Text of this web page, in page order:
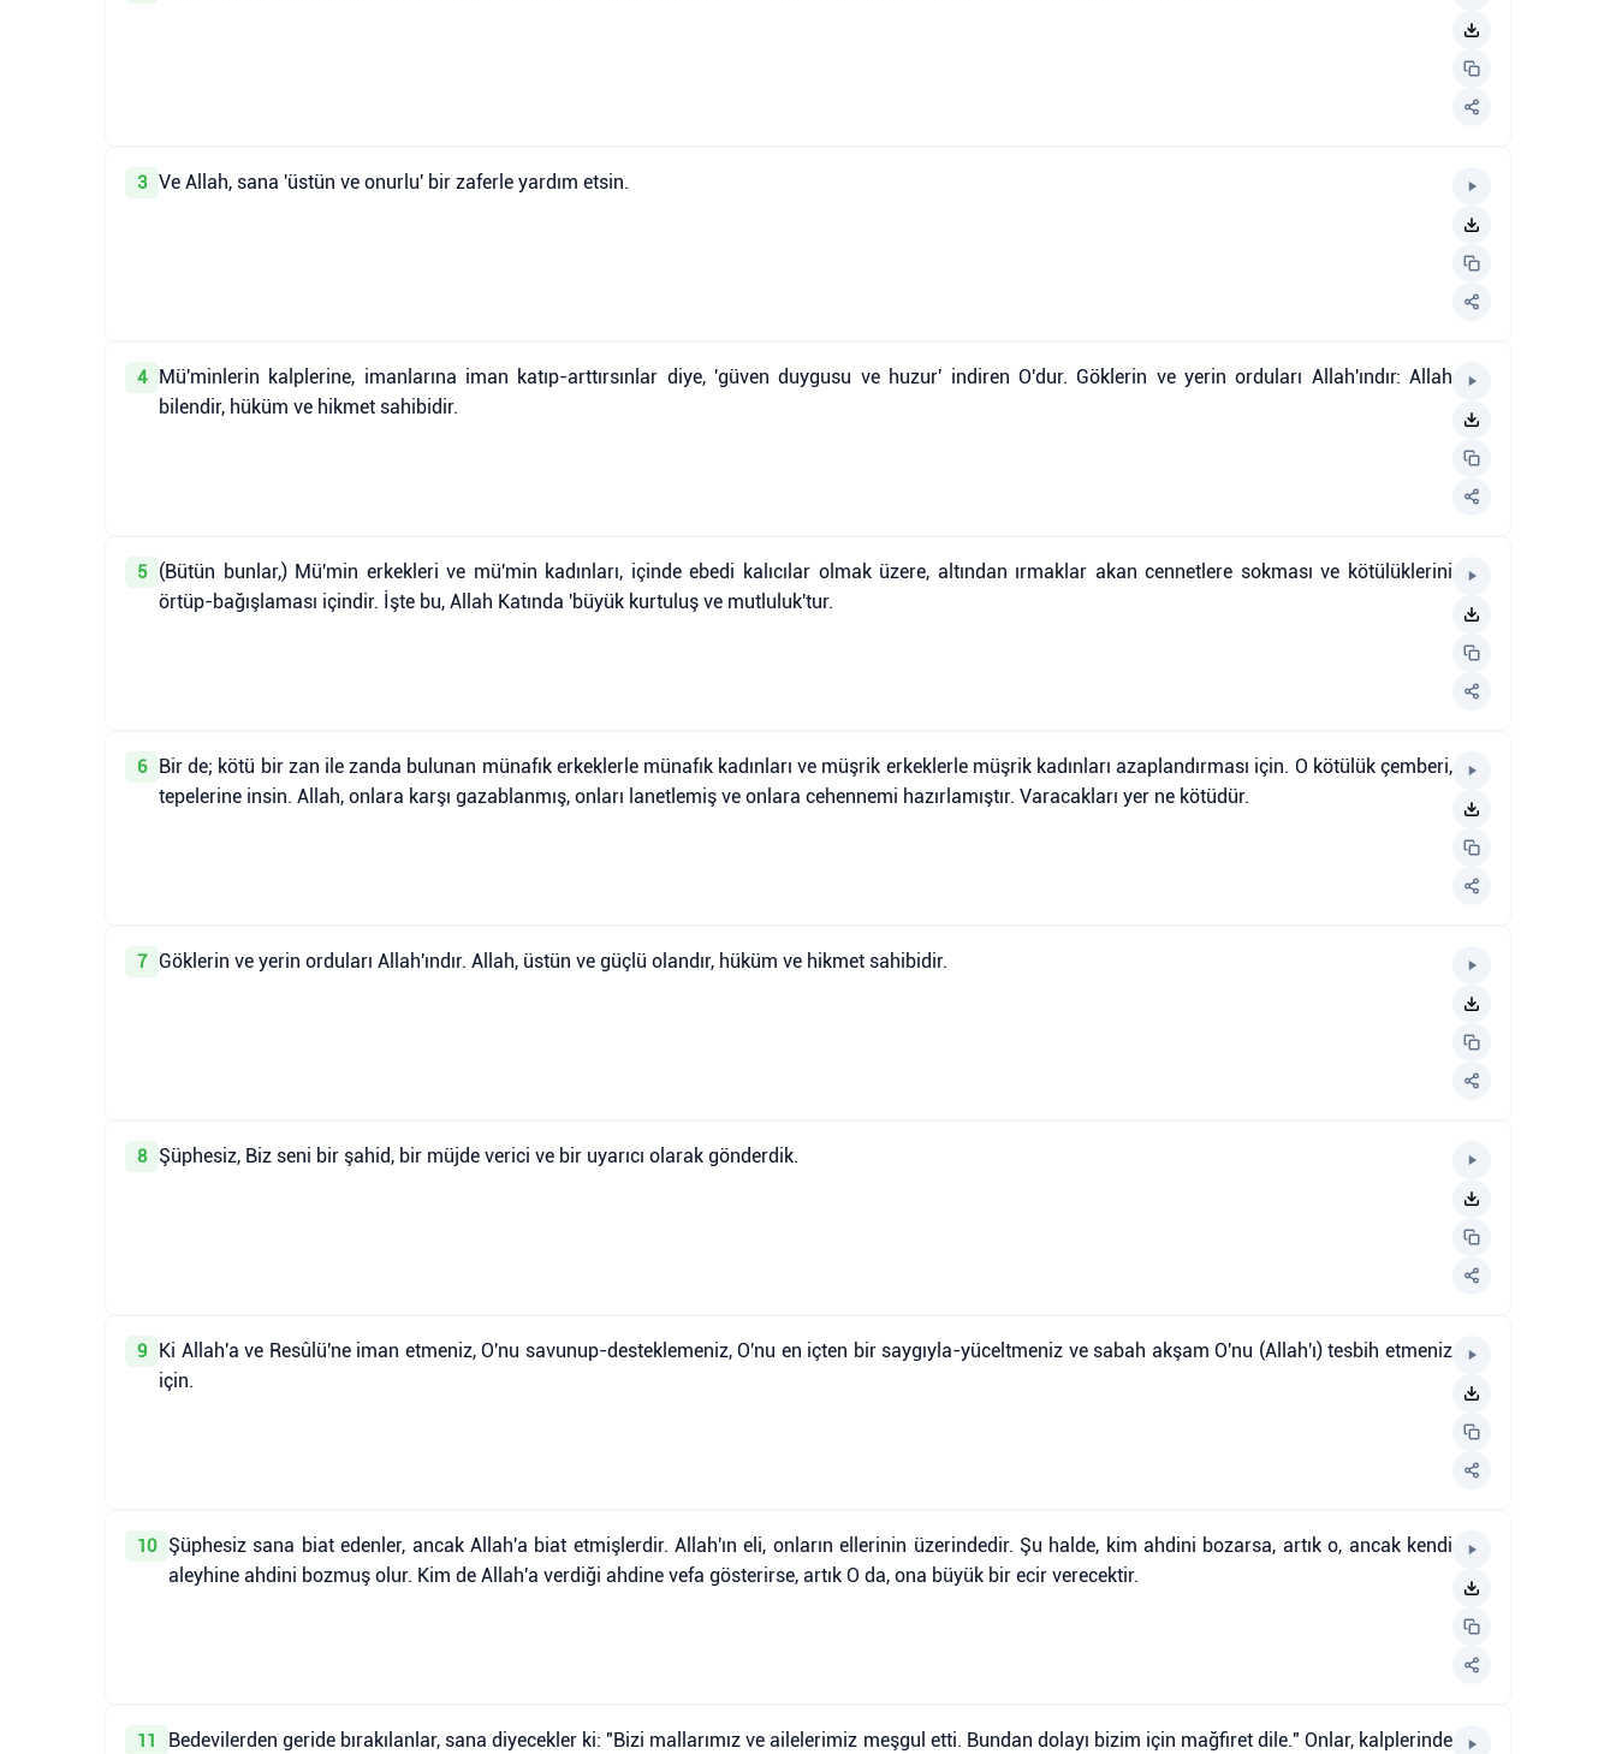
3 Ve Allah, sana 'üstün ve onurlu' bir zaferle yardım etsin.
4
Mü'minlerin kalplerine, imanlarına iman katıp-arttırsınlar diye, 'güven duygusu ve huzur' indiren O'dur. Göklerin ve yerin orduları Allah'ındır: Allah
bilendir, hüküm ve hikmet sahibidir.
5
(Bütün bunlar,) Mü'min erkekleri ve mü'min kadınları, içinde ebedi kalıcılar olmak üzere, altından ırmaklar akan cennetlere sokması ve kötülüklerini
örtüp-bağışlaması içindir. İşte bu, Allah Katında 'büyük kurtuluş ve mutluluk'tur.
6
Bir de; kötü bir zan ile zanda bulunan münafık erkeklerle münafık kadınları ve müşrik erkeklerle müşrik kadınları azaplandırması için. O kötülük çemberi,
tepelerine insin. Allah, onlara karşı gazablanmış, onları lanetlemiş ve onlara cehennemi hazırlamıştır. Varacakları yer ne kötüdür.
7 Göklerin ve yerin orduları Allah'ındır. Allah, üstün ve güçlü olandır, hüküm ve hikmet sahibidir.
8 Şüphesiz, Biz seni bir şahid, bir müjde verici ve bir uyarıcı olarak gönderdik.
9
Ki Allah'a ve Resûlü'ne iman etmeniz, O'nu savunup-desteklemeniz, O'nu en içten bir saygıyla-yüceltmeniz ve sabah akşam O'nu (Allah'ı) tesbih etmeniz
için.
10
Şüphesiz sana biat edenler, ancak Allah'a biat etmişlerdir. Allah'ın eli, onların ellerinin üzerindedir. Şu halde, kim ahdini bozarsa, artık o, ancak kendi
aleyhine ahdini bozmuş olur. Kim de Allah'a verdiği ahdine vefa gösterirse, artık O da, ona büyük bir ecir verecektir.
11
Bedevilerden geride bırakılanlar, sana diyecekler ki: "Bizi mallarımız ve ailelerimiz meşgul etti. Bundan dolayı bizim için mağfiret dile." Onlar, kalplerinde